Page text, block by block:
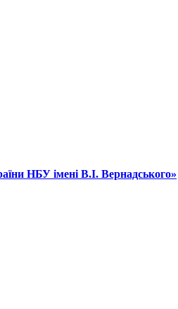
НБУ імені В.І. Вернадського»